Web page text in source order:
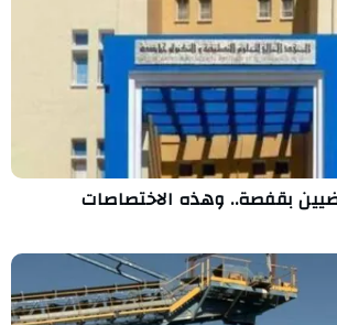
بقفصة.. وهذه الاختصاصات